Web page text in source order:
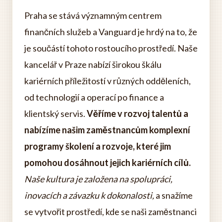
Praha se stává významným centrem
finančních služeb a Vanguard je hrdý na to, že
je součástí tohoto rostoucího prostředí. Naše
kancelář v Praze nabízí širokou škálu
kariérních příležitostí v různých odděleních,
od technologií a operací po finance a
klientský servis.Věříme v rozvoj talentů a
nabízíme našim zaměstnancům komplexní
programy školení a rozvoje, které jim
pomohou dosáhnout jejich kariérních cílů.
Naše kultura je založena na spolupráci,
inovacích a závazku k dokonalosti,a snažíme
se vytvořit prostředí, kde se naši zaměstnanci